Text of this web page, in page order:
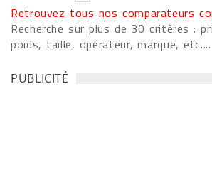
Retrouvez tous nos comparateurs
Recherche sur plus de 30 critères :
poids, taille, opérateur, marque, etc....
PUBLICITÉ